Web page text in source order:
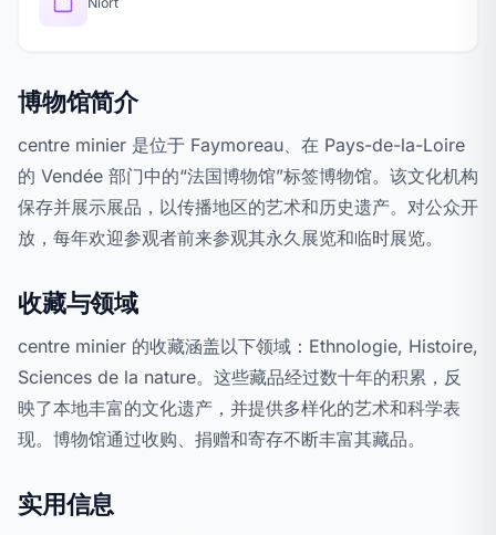
博物馆简介
centre minier 是位于 Faymoreau、在 Pays-de-la-Loire
的 Vendée 部门中的“法国博物馆”标签博物馆。该文化机构
保存并展示展品，以传播地区的艺术和历史遗产。对公众开
放，每年欢迎参观者前来参观其永久展览和临时展览。
收藏与领域
centre minier 的收藏涵盖以下领域：Ethnologie, Histoire,
Sciences de la nature。这些藏品经过数十年的积累，反
映了本地丰富的文化遗产，并提供多样化的艺术和科学表
现。博物馆通过收购、捐赠和寄存不断丰富其藏品。
实用信息